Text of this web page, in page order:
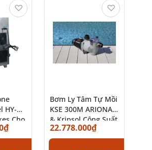
HY-
Cho
₫
♡
Bơm Ly Tâm Tự Mồi
KSE 300M ARIONA
& Kripsol Công Suất
3HP
22.778.000₫
♡